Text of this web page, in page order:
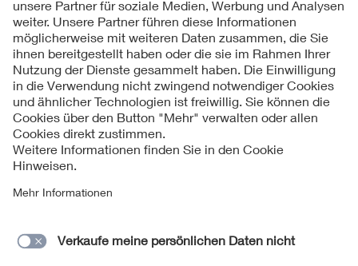
Kontakt
Impressum
Datenschutzinformationen
Cookie Hinweise
Compliance
Jahresarchiv